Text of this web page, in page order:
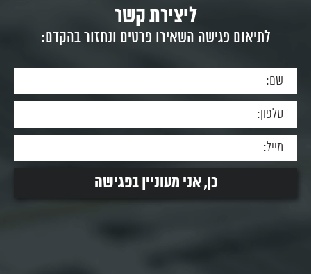
ליצירת קשר
לתיאום פגישה השאירו פרטים ונחזור בהקדם: